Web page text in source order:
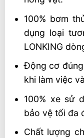
100% bơm
dụng loại
LONKING
Động cơ
khi làm việc
100% xe sử
bảo vệ tối đa
Chất lượng